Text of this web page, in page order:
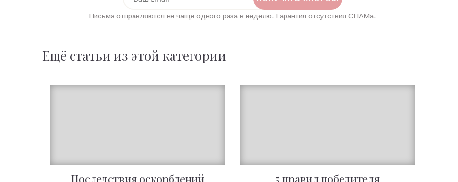
Письма отправляются не чаще одного раза в неделю. Гарантия отсутствия СПАМа.
Ещё статьи из этой категории
Последствия оскорблений
5 правил победителя